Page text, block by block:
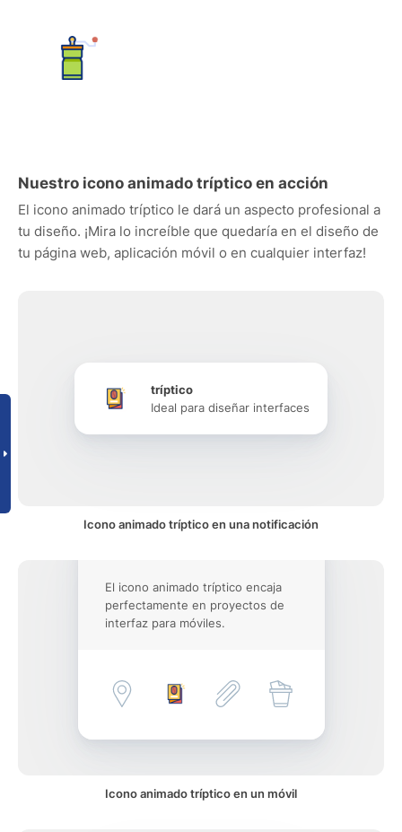
Nuestro icono animado tríptico en acción
El icono animado tríptico le dará un aspecto profesional a
tu diseño. ¡Mira lo increíble que quedaría en el diseño de
tu página web, aplicación móvil o en cualquier interfaz!
tríptico
Ideal para diseñar interfaces
Icono animado tríptico en una notificación
El icono animado tríptico encaja
perfectamente en proyectos de
interfaz para móviles.
Icono animado tríptico en un móvil